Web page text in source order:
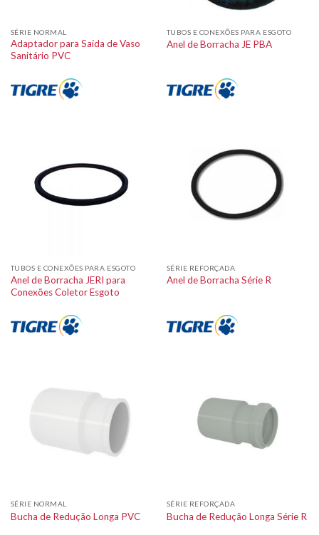
SÉRIE NORMAL
Adaptador para Saída de Vaso
Sanitário PVC
TUBOS E CONEXÕES PARA ESGOTO
Anel de Borracha JE PBA
TUBOS E CONEXÕES PARA ESGOTO
Anel de Borracha JERI para
Conexões Coletor Esgoto
SÉRIE REFORÇADA
Anel de Borracha Série R
SÉRIE NORMAL
Bucha de Redução Longa PVC
SÉRIE REFORÇADA
Bucha de Redução Longa Série R